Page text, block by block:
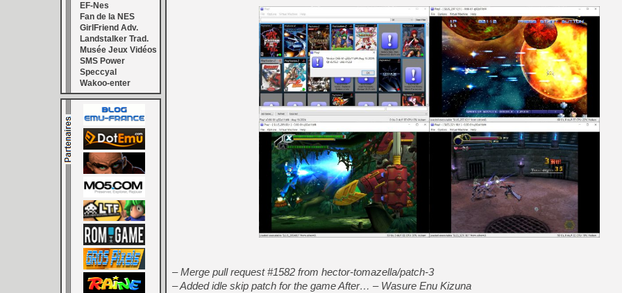
[Mo5] Deux inédits du
[GK] Le beat'em up The
[GK] Endless Legend 2 :
[LS] [PS5] Le WebKit
[GK] Oubliez Crazy Taxi,
[LS] [Switch] NSZ 5.0.0
[GK] No More Room in
[GK] Un chatbot Atelier
[GK] Mémoire cash -
[GK] Nvidia : le prix des
[GK] Suikoden Star Leap
[Mo5] La mini borne
EF-Nes
Fan de la NES
GirlFriend Adv.
Landstalker Trad.
Musée Jeux Vidéos
SMS Power
Speccyal
Wakoo-enter
– Merge pull request #1582 from hector-tomazella/patch-3
– Added idle skip patch for the game After… – Wasure Enu Kizuna